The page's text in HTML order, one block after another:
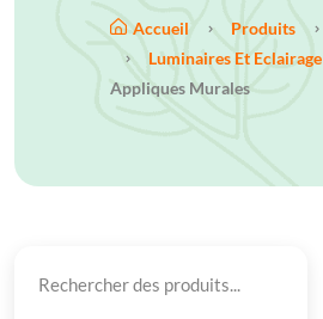
Accueil Produits
Luminaires Et Eclairage
Appliques Murales